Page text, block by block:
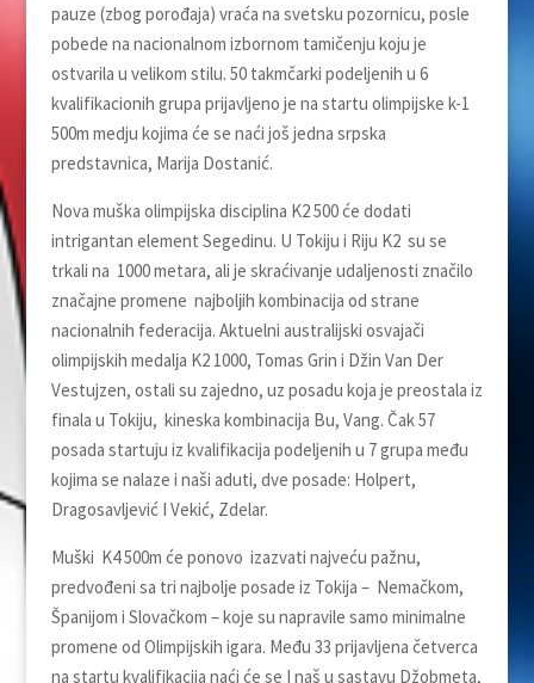
pauze (zbog porođaja) vraća na svetsku pozornicu, posle
pobede na nacionalnom izbornom tamičenju koju je
ostvarila u velikom stilu. 50 takmčarki podeljenih u 6
kvalifikacionih grupa prijavljeno je na startu olimpijske k-1
500m medju kojima će se naći još jedna srpska
predstavnica, Marija Dostanić.
Nova muška olimpijska disciplina K2 500 će dodati
intrigantan element Segedinu. U Tokiju i Riju K2 su se
trkali na 1000 metara, ali je skraćivanje udalјenosti značilo
značajne promene najbolјih kombinacija od strane
nacionalnih federacija. Aktuelni australijski osvajači
olimpijskih medalјa K2 1000, Tomas Grin i Džin Van Der
Vestujzen, ostali su zajedno, uz posadu koja je preostala iz
finala u Tokiju, kineska kombinacija Bu, Vang. Čak 57
posada startuju iz kvalifikacija podeljenih u 7 grupa među
kojima se nalaze i naši aduti, dve posade: Holpert,
Dragosavljević I Vekić, Zdelar.
Muški K4 500m će ponovo izazvati najveću pažnu,
predvođeni sa tri najbolјe posade iz Tokija – Nemačkom,
Španijom i Slovačkom – koje su napravile samo minimalne
promene od Olimpijskih igara. Među 33 prijavljena četverca
na startu kvalifikacija naći će se I naš u sastavu Džobmeta,